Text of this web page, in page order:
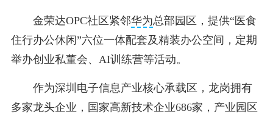
金荣达OPC社区紧邻华为总部园区，提供“医食
住行办公休闲”六位一体配套及精装办公空间，定期
举办创业私董会、AI训练营等活动。
作为深圳电子信息产业核心承载区，龙岗拥有
多家龙头企业，国家高新技术企业686家，产业园区